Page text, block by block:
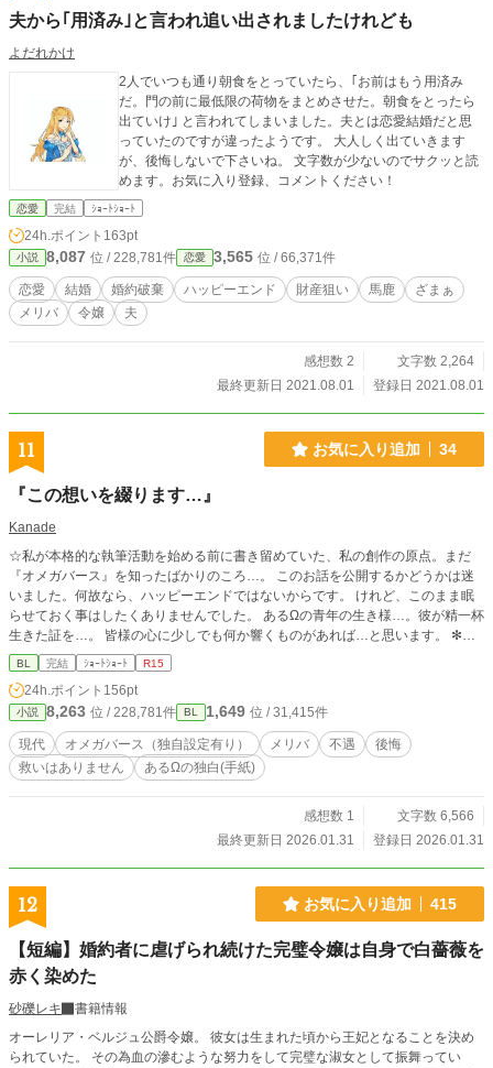
夫から｢用済み｣と言われ追い出されましたけれども
よだれかけ
2人でいつも通り朝食をとっていたら、｢お前はもう用済み
だ。門の前に最低限の荷物をまとめさせた。朝食をとったら
出ていけ｣ と言われてしまいました。夫とは恋愛結婚だと思
っていたのですが違ったようです。 大人しく出ていきます
が、後悔しないで下さいね。 文字数が少ないのでサクッと読
めます。お気に入り登録、コメントください！
恋愛 完結 ｼｮｰﾄｼｮｰﾄ
24h.ポイント 163pt
小説 8,087 位 / 228,781件 恋愛 3,565 位 / 66,371件
恋愛 結婚 婚約破棄 ハッピーエンド 財産狙い 馬鹿
ざまぁ
メリバ
令嬢 夫
感想数 2
文字数 2,264
最終更新日 2021.08.01
登録日 2021.08.01
11 お気に入り追加 34
『この想いを綴ります…』
Kanade
☆私が本格的な執筆活動を始める前に書き留めていた、私の創作の原点。まだ
『オメガバース』を知ったばかりのころ…。 このお話を公開するかどうかは迷
いました。何故なら、ハッピーエンドではないからです。 けれど、このまま眠
らせておく事はしたくありませんでした。 あるΩの青年の生き様…。彼が精一杯
生きた証を…。 皆様の心に少しでも何か響くものがあれば…と思います。 ✻ま
だ執筆に対して右も左も分からない頃に書いたものですので、拙い部分は多々あ
ると思いますが、ご容赦ください。 ✻ハッピーエンド以外は許せない…という
方は、このまま退出してください。
BL 完結 ｼｮｰﾄｼｮｰﾄ R15
24h.ポイント 156pt
小説 8,263 位 / 228,781件 BL 1,649 位 / 31,415件
現代 オメガバース（独自設定有り） メリバ 不遇
後悔
救いはありません
あるΩの独白(手紙)
感想数 1
文字数 6,566
最終更新日 2026.01.31
登録日 2026.01.31
12 お気に入り追加 415
【短編】婚約者に虐げられ続けた完璧令嬢は自身で白薔薇を
赤く染めた
砂礫レキ
書籍情報
オーレリア・ベルジュ公爵令嬢。 彼女は生まれた頃から王妃となることを決め
られていた。 その為血の滲むような努力をして完璧な淑女として振舞ってい